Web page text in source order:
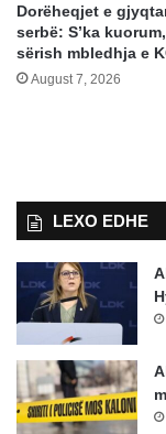
Dorëheqjet e
serbë: S’ka
sërish mbledhja e
August 7, 2026
LEXO EDHE